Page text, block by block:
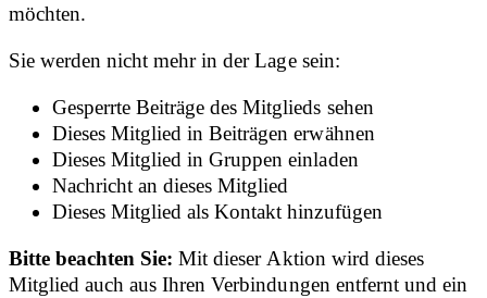
möchten.
Sie werden nicht mehr in der Lage sein:
Gesperrte Beiträge des Mitglieds sehen
Dieses Mitglied in Beiträgen erwähnen
Dieses Mitglied in Gruppen einladen
Nachricht an dieses Mitglied
Dieses Mitglied als Kontakt hinzufügen
Bitte beachten Sie:Mit dieser Aktion wird dieses
Mitglied auch aus Ihren Verbindungen entfernt und ein